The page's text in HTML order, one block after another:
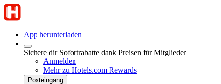
App herunterladen
Sichere dir Sofortrabatte dank Preisen für Mitglieder
Anmelden
Mehr zu Hotels.com Rewards
Posteingang